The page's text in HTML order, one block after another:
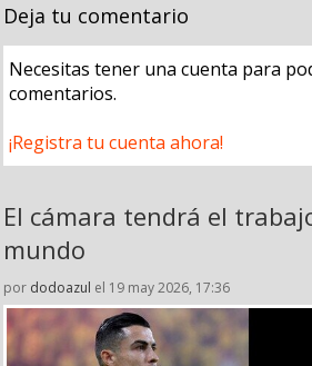
Deja tu comentario
Necesitas tener una cuenta para
comentarios.
¡Registra tu cuenta ahora!
El cámara tendrá el
mundo
por dodoazul el 19 may 2026, 17:36